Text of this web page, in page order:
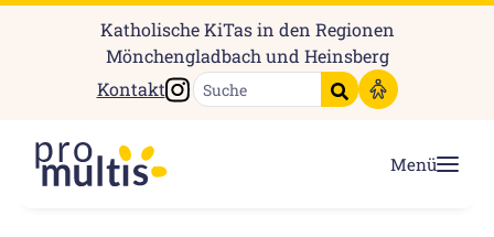
Katholische KiTas in den Regionen
Mönchengladbach und Heinsberg
Kontakt
Instagram
Suche starten
Menü